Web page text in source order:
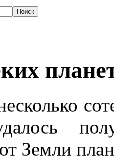
Земли